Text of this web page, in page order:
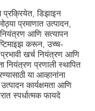
प्रक्रियेत, डिझाइन
प्रमाणात उत्पादन,
आणि सत्यापन
करून, उच्च-
खर्च नियंत्रण आणि
नियंत्रण प्रणाली स्थापित
या आव्हानांना
कार्यक्षमता आणि
स्पर्धात्मक फायदे